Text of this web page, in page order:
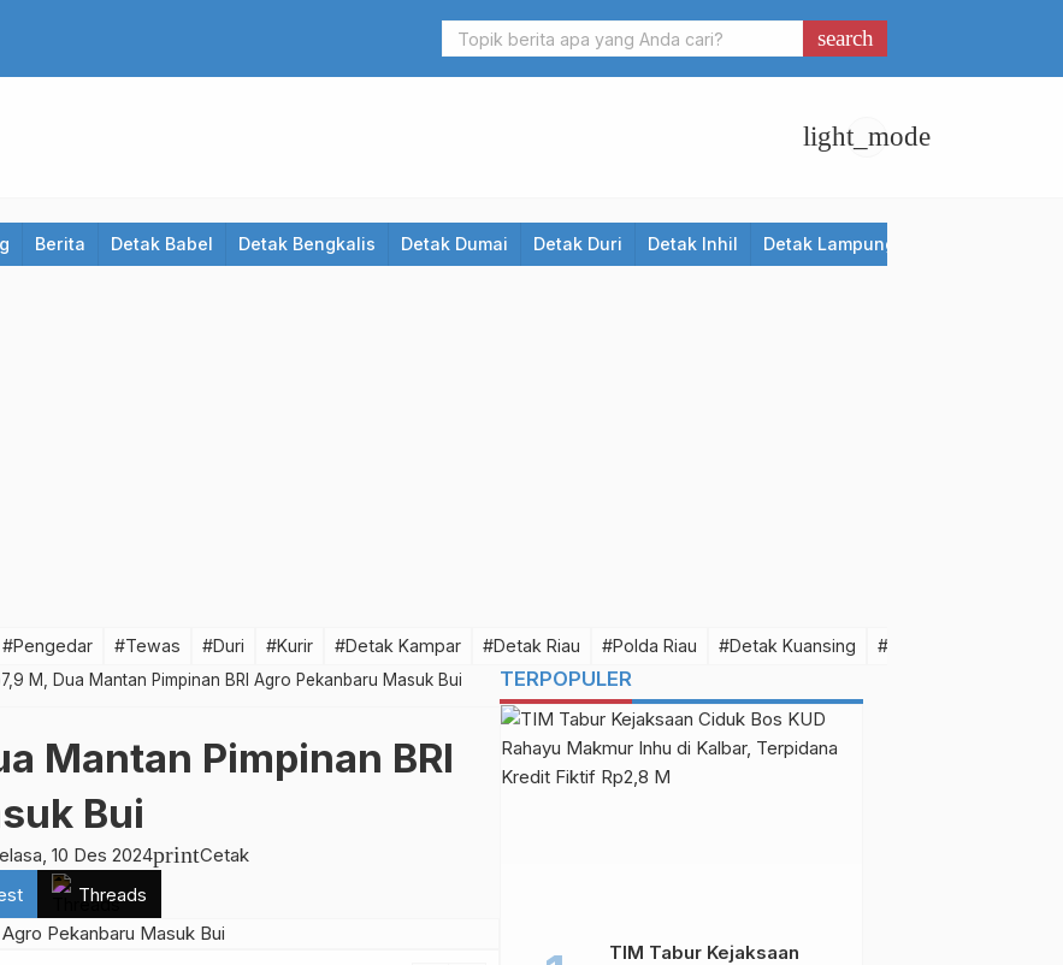
search
light_mode
Berita Detak Babel Detak Bengkalis Detak Dumai Detak Duri Detak Inhil Detak Lampung
#Pengedar #Tewas #Duri #Kurir #Detak Kampar #Detak Riau #Polda Riau #Detak Kuansing #Detak Pelalawan
M, Dua Mantan Pimpinan BRI Agro Pekanbaru Masuk Bui
Mantan Pimpinan BRI
Bui
10 Des 2024printCetak
Threads
TERPOPULER
TIM Tabur Kejaksaan